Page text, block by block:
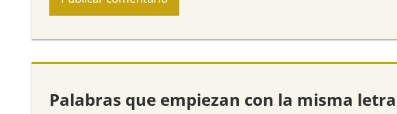
Palabras que empiezan con la misma letra